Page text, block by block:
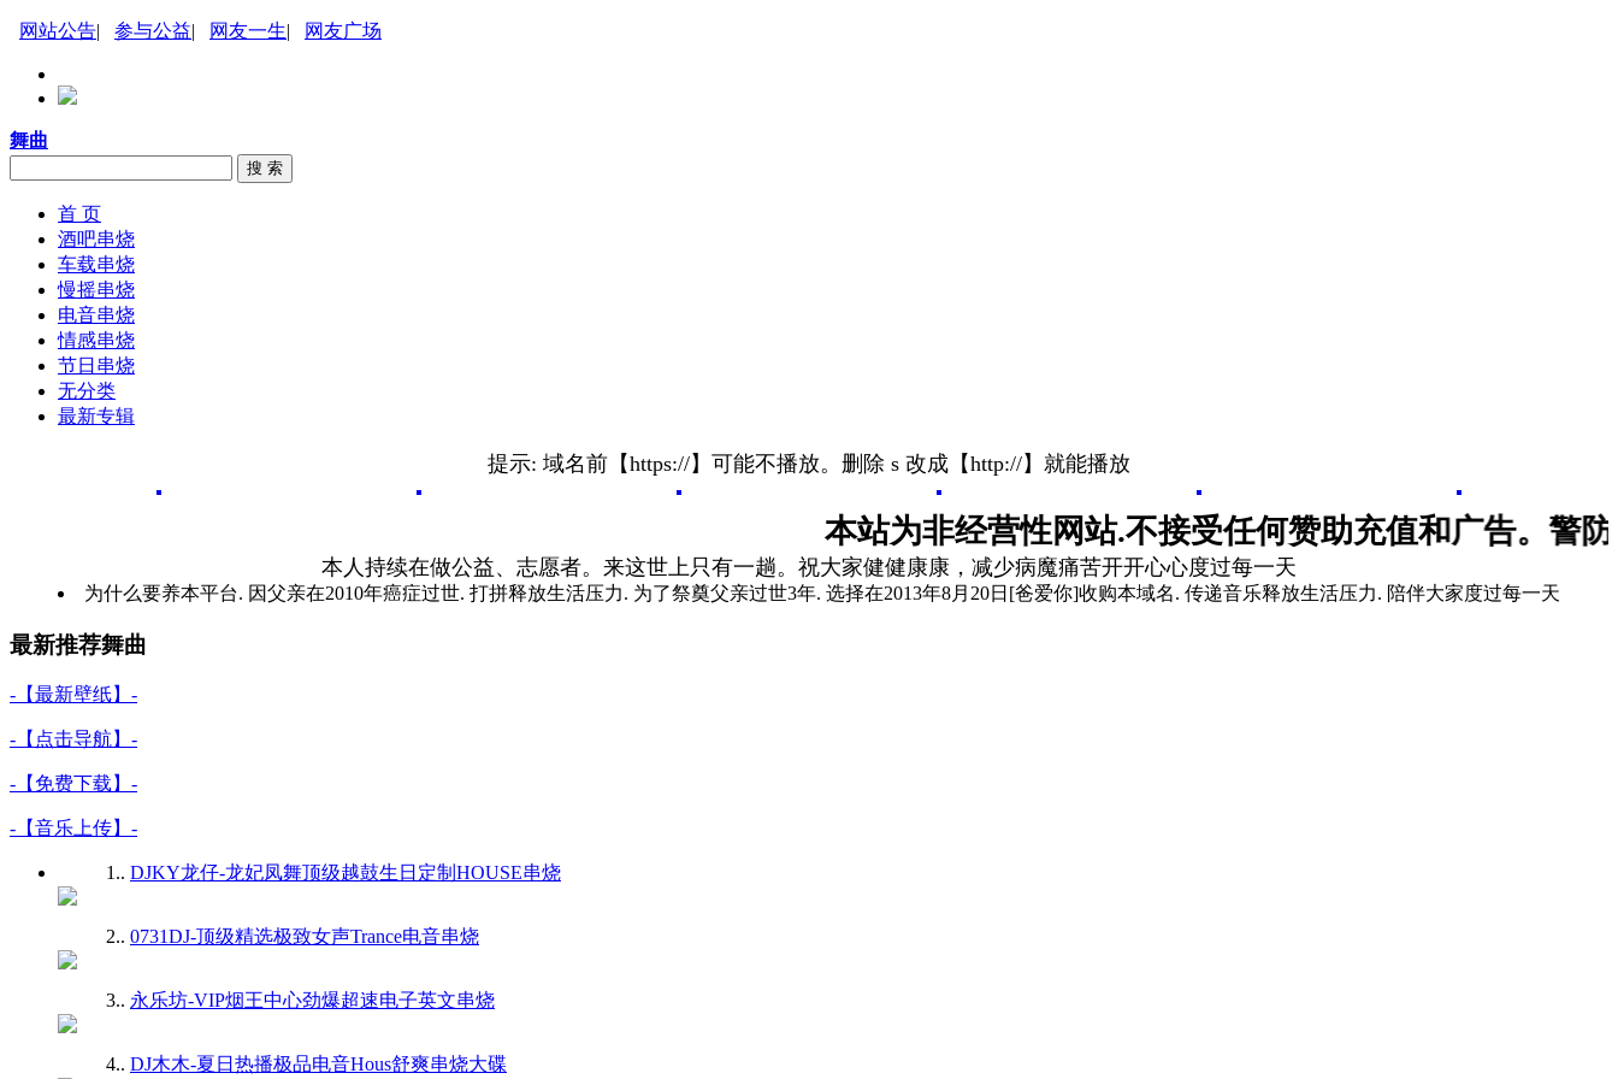
网站公告| 参与公益| 网友一生| 网友广场
舞曲
搜 索
首 页
酒吧串烧
车载串烧
慢摇串烧
电音串烧
情感串烧
节日串烧
无分类
最新专辑
提示: 域名前【https://】可能不播放。删除 s 改成【http://】就能播放
本站为非经营性网站.不接受任何赞助充值和广告。警防受
本人持续在做公益、志愿者。来这世上只有一趟。祝大家健健康康，减少病魔痛苦开开心心度过每一天
为什么要养本平台. 因父亲在2010年癌症过世. 打拼释放生活压力. 为了祭奠父亲过世3年. 选择在2013年8月20日[爸爱你]收购本域名. 传递音乐释放生活压力. 陪伴大家度过每一天
最新推荐舞曲
-【最新壁纸】-
-【点击导航】-
-【免费下载】-
-【音乐上传】-
1.. DJKY龙仔-龙妃凤舞顶级越鼓生日定制HOUSE串烧
2.. 0731DJ-顶级精选极致女声Trance电音串烧
3.. 永乐坊-VIP烟王中心劲爆超速电子英文串烧
4.. DJ木木-夏日热播极品电音Hous舒爽串烧大碟